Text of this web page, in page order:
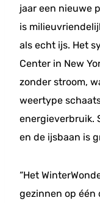
jaar een nieuwe
is
als echt ijs. Het
Center in New
zonder stroom,
weertype
energieverbruik.
en de ijsbaan is
“Het
gezinnen op één